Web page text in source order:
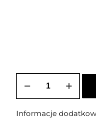
Pierścionek
(10x10)
Informacje